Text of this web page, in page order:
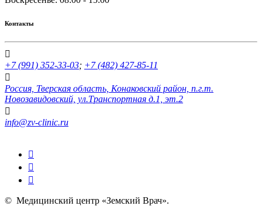
Контакты
+7 (991) 352-33-03; +7 (482) 427-85-11
Россия, Тверская область, Конаковский район, п.г.т.
Новозавидовский, ул.Транспортная д.1, эт.2
info@zv-clinic.ru
© Медицинский центр «Земский Врач».